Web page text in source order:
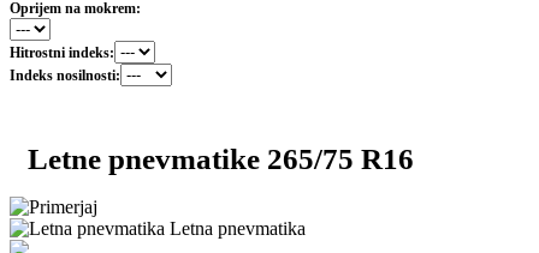
Oprijem na mokrem:
Hitrostni indeks:
Indeks nosilnosti:
Letne pnevmatike 265/75 R16
Letna pnevmatika